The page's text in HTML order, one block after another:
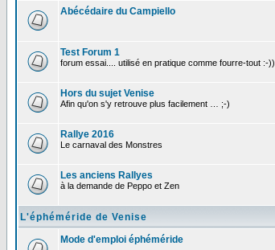
Abécédaire du Campiello
Test Forum 1
forum essai.... utilisé en pratique comme fourre-tout :-))
Hors du sujet Venise
Afin qu'on s'y retrouve plus facilement … ;-)
Rallye 2016
Le carnaval des Monstres
Les anciens Rallyes
à la demande de Peppo et Zen
L'éphéméride de Venise
Mode d'emploi éphéméride